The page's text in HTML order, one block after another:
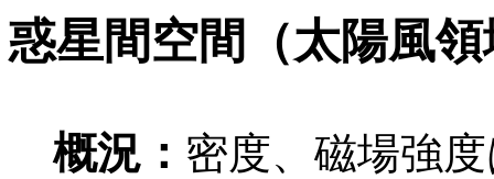
惑星間空間（太陽風
概況： 密度、磁場強